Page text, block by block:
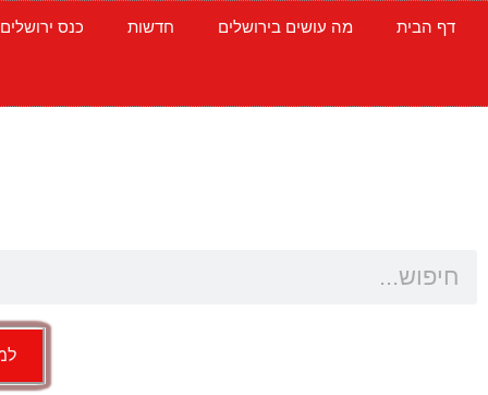
דף הבית מה עושים בירושלים חדשות כנס ירושלים